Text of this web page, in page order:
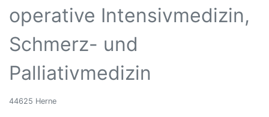
operative Intensivmedizin,
Schmerz- und
Palliativmedizin
44625 Herne